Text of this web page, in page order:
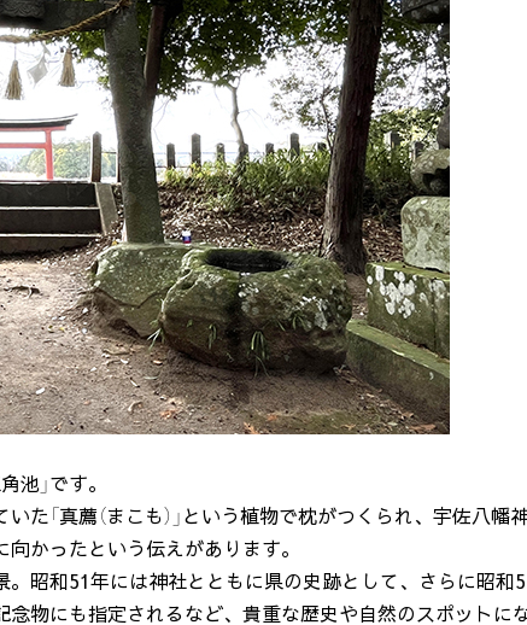
」です。
た「真薦（まこも）」という植物で枕がつくられ、宇佐八幡
かったという伝えがあります。
昭和51年には神社とともに県の史跡として、さらに昭和
物にも指定されるなど、貴重な歴史や自然のスポットに